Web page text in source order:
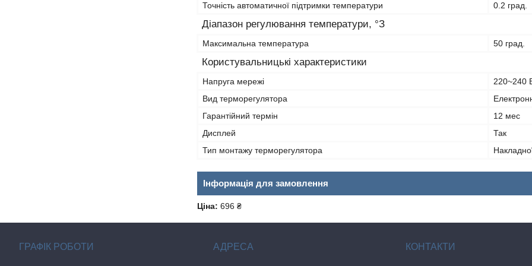
Точність автоматичної підтримки температури
0.2 град.
Діапазон регулювання температури, °З
Максимальна температура 50 град.
Користувальницькі характеристики
Напруга мережі
220~240
Вид терморегулятора
Гарантійний термін
12 мес
Дисплей
Так
Тип монтажу терморегулятора
Інформація для замовлення
Ціна: 696 ₴
ГРАФІК РОБОТИ